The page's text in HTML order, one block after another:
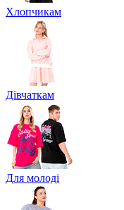
Хлопчикам
Дівчаткам
Для молоді